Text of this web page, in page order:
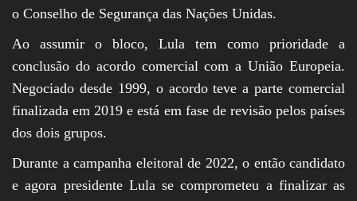
o Conselho de Segurança das Nações Unidas.
Ao assumir o bloco, Lula tem como prioridade a
conclusão do acordo comercial com a União Europeia.
Negociado desde 1999, o acordo teve a parte comercial
finalizada em 2019 e está em fase de revisão pelos países
dos dois grupos.
Durante a campanha eleitoral de 2022, o então candidato
e agora presidente Lula se comprometeu a finalizar as